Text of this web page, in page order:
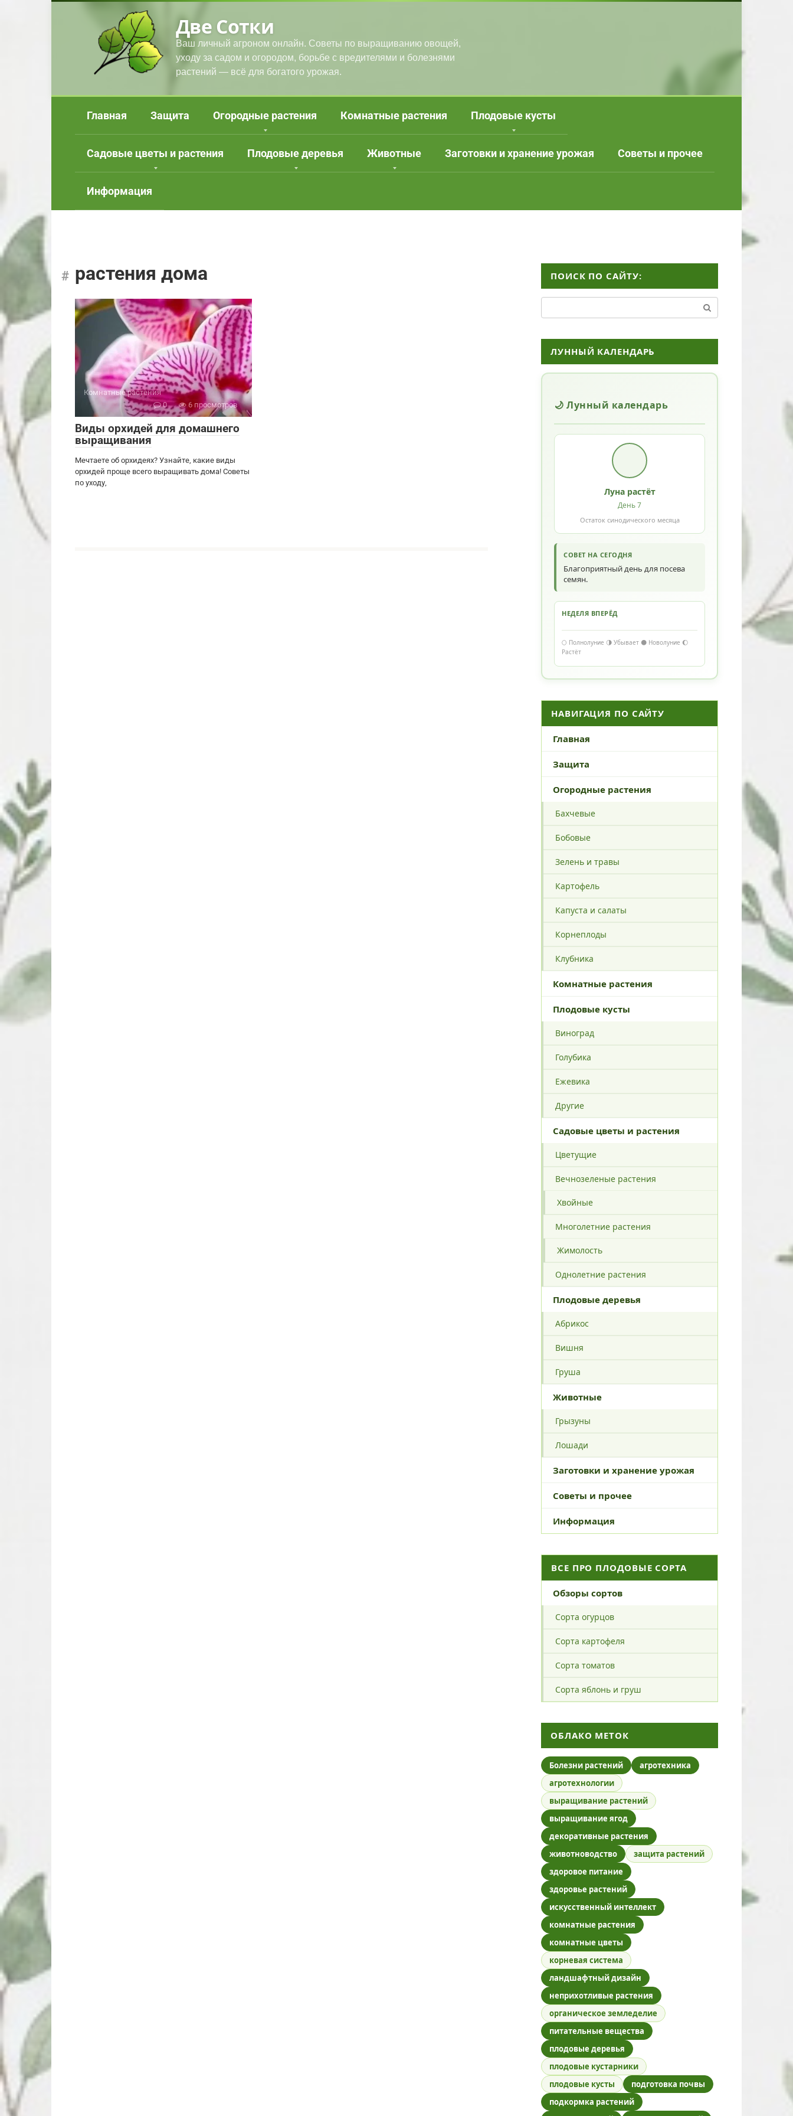
Две Сотки
Ваш личный агроном онлайн. Советы по выращиванию овощей,
уходу за садом и огородом, борьбе с вредителями и болезнями
растений — всё для богатого урожая.
Главная Защита Огородные растения Комнатные растения Плодовые кусты
Садовые цветы и растения Плодовые деревья Животные Заготовки и хранение урожая Советы и прочее
Информация
растения дома
Комнатные растения
0
6 просмотров
Виды орхидей для домашнего
выращивания
Мечтаете об орхидеях? Узнайте, какие виды
орхидей проще всего выращивать дома! Советы
по уходу,
ПОИСК ПО САЙТУ:
ЛУННЫЙ КАЛЕНДАРЬ
🌙 Лунный календарь
Луна растёт
День 7
Остаток синодического месяца
СОВЕТ НА СЕГОДНЯ
Благоприятный день для посева
семян.
НЕДЕЛЯ ВПЕРЁД
🌕 Полнолуние 🌗 Убывает 🌑 Новолуние 🌔
Растёт
НАВИГАЦИЯ ПО САЙТУ
Главная
Защита
Огородные растения
Бахчевые
Бобовые
Зелень и травы
Картофель
Капуста и салаты
Корнеплоды
Клубника
Комнатные растения
Плодовые кусты
Виноград
Голубика
Ежевика
Другие
Садовые цветы и растения
Цветущие
Вечнозеленые растения
Хвойные
Многолетние растения
Жимолость
Однолетние растения
Плодовые деревья
Абрикос
Вишня
Груша
Животные
Грызуны
Лошади
Заготовки и хранение урожая
Советы и прочее
Информация
ВСЕ ПРО ПЛОДОВЫЕ СОРТА
Обзоры сортов
Сорта огурцов
Сорта картофеля
Сорта томатов
Сорта яблонь и груш
ОБЛАКО МЕТОК
Болезни растений
агротехника
агротехнологии
выращивание растений
выращивание ягод
декоративные растения
животноводство
защита растений
здоровое питание
здоровье растений
искусственный интеллект
комнатные растения
комнатные цветы
корневая система
ландшафтный дизайн
неприхотливые растения
органическое земледелие
питательные вещества
плодовые деревья
плодовые кустарники
плодовые кусты
подготовка почвы
подкормка растений